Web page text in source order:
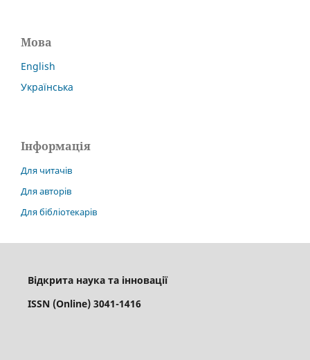
Мова
English
Українська
Інформація
Для читачів
Для авторів
Для бібліотекарів
Відкрита наука та інновації
ISSN (Online) 3041-1416